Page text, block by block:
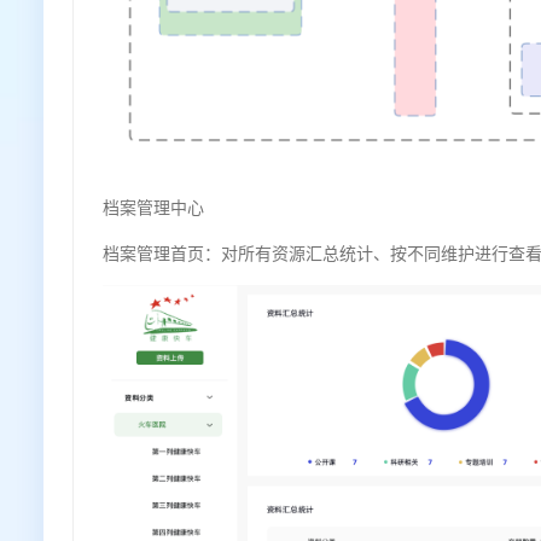
档案管理中心
档案管理首页：对所有资源汇总统计、按不同维护进行查